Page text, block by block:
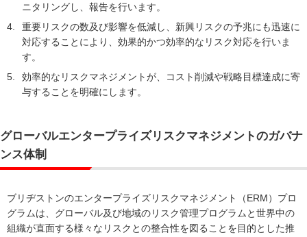
ニタリングし、報告を行います。
4.
重要リスクの数及び影響を低減し、新興リスクの予兆にも迅速に
対応することにより、効果的かつ効率的なリスク対応を行いま
す。
5.
効率的なリスクマネジメントが、コスト削減や戦略目標達成に寄
与することを明確にします。
グローバルエンタープライズリスクマネジメントのガバナ
ンス体制
ブリヂストンのエンタープライズリスクマネジメント（ERM）プロ
グラムは、グローバル及び地域のリスク管理プログラムと世界中の
組織が直面する様々なリスクとの整合性を図ることを目的とした推